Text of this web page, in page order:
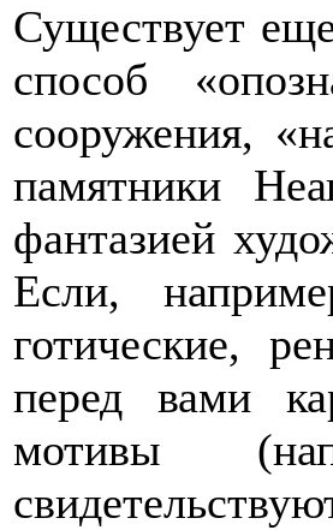
Существует
способ
сооружения,
памятники
фантазией
Если,
готические,
перед вами
мотивы